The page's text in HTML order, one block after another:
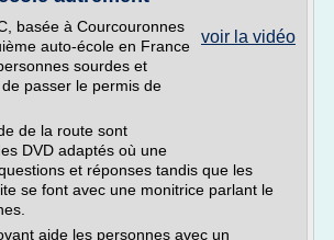
voir la vidéo
basée à Courcouronnes
auto-école en France
sourdes et
passer le permis de
de la route sont
DVD adaptés où une
et réponses tandis que les
se font avec une monitrice parlant le
aide les personnes avec un